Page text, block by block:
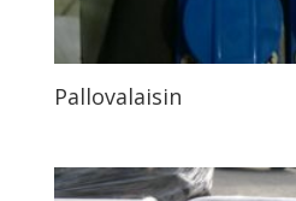
Pallovalaisin